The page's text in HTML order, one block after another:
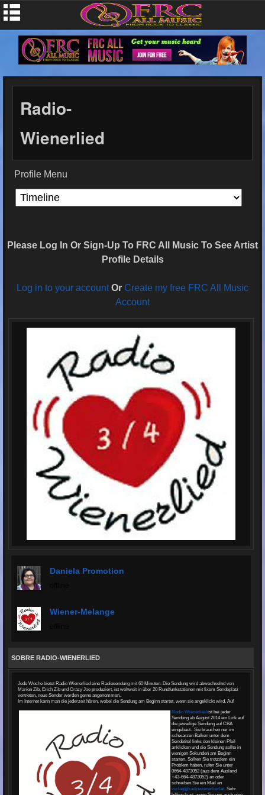
Radio-
Wienerlied
Profile Menu
Please Log In Or Sign-Up To FRC All Music To See Artist
Profile Details
Log in to your account Or Create my free FRC All Music
Account
Daniela Promotion
Wiener-Melange
SOBRE RADIO-WIENERLIED
Jede Woche bietet Radio Wienerlied eine Radiosendung mit 60 Minuten. Die Sendung wird abwechselnd von
Marion Zib, Erich Zib und Crazy Joe produziert, ist weltweit in über 20 Rundfunkstationen mit fixem Sendeplatz
vertreten, neue Sender werden gerne angenommen.
Im Internet kann man die jederzeit hören, wobei die Sendung am Beginn startet, wenn sie angeklickt wird. Auf
Radio Wienerlied ist bei jeder
Sendung ab August 2014 ein Link auf
die jeweilige Sendung auf CBA
eingebaut. Sie brauchen nur im
schwarzen Balken unter dem
Sendetitel links den kleinen Pfeil
anklicken und die Sendung sollte in
wenigen Sekunden am Beginn
starten. Sollten Sie trotzdem ein
Problem haben, rufen Sie unter
0664-4873052 (aus dem Ausland
+43-664-4873052) an oder
schreiben Sie ein Mail an
verlag@radiowienerlied.at. Sehr